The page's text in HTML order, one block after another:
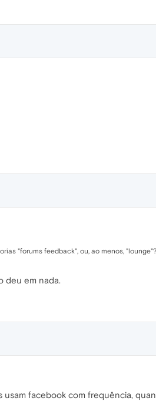
"forums feedback", ou, ao menos, "lounge"?
deu em nada.
usam facebook com frequência,